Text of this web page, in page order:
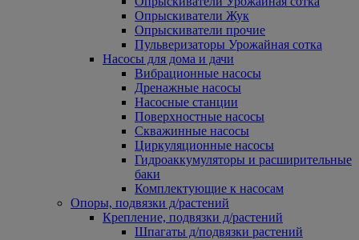
Опрыскиватели Жук
Опрыскиватели прочие
Пульверизаторы Урожайная сотка
Насосы для дома и дачи
Вибрационные насосы
Дренажные насосы
Насосные станции
Поверхностные насосы
Скважинные насосы
Циркуляционные насосы
Гидроаккумуляторы и расширительные
баки
Комплектующие к насосам
Опоры, подвязки д/растений
Крепление, подвязки д/растений
Шпагаты д/подвязки растений